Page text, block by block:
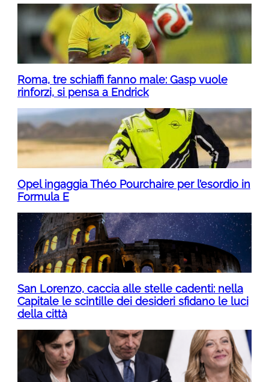
Roma, tre schiaffi fanno male: Gasp vuole
rinforzi, si pensa a Endrick
Opel ingaggia Théo Pourchaire per l’esordio in
Formula E
San Lorenzo, caccia alle stelle cadenti: nella
Capitale le scintille dei desideri sfidano le luci
della città